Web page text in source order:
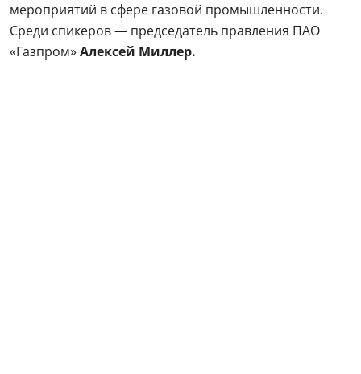
мероприятий в сфере газовой промышленности.
Среди спикеров — председатель правления ПАО
«Газпром»Алексей Миллер.